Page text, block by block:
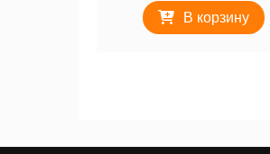
В корзину